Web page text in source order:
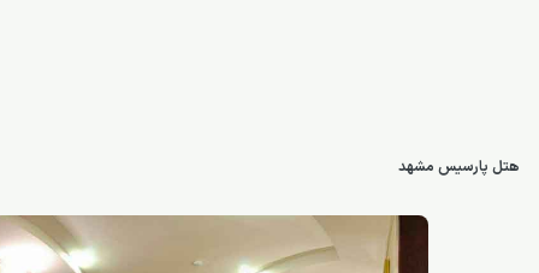
هتل پارسیس مشهد